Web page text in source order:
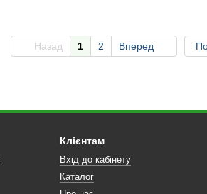
Назад 1 2 Вперед
Клієнтам
Вхід до кабінету
Каталог